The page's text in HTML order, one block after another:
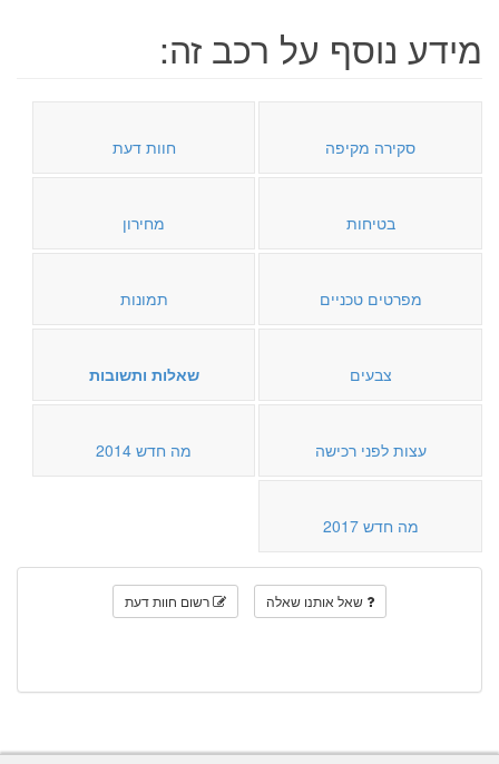
מידע נוסף על רכב זה:
סקירה מקיפה חוות דעת
בטיחות מחירון
מפרטים טכניים תמונות
צבעים שאלות ותשובות
עצות לפני רכישה מה חדש 2014
מה חדש 2017
שאל אותנו שאלה רשום חוות דעת